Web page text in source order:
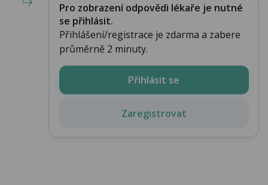
Pro zobrazení odpovědi lékaře je nutné
se přihlásit.
Přihlášení/registrace je zdarma a zabere
průměrně 2 minuty.
Přihlásit se
Zaregistrovat